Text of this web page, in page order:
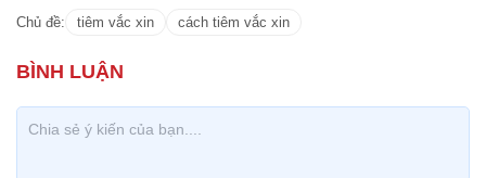
Chủ đề: tiêm vắc xin cách tiêm vắc xin